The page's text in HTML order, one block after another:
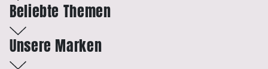
Beliebte Themen
Unsere Marken